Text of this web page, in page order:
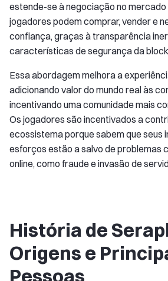
estende-se à negociação no mercado
jogadores podem comprar, vender e
confiança, graças à transparência
características de segurança da
Essa abordagem melhora a
adicionando valor do mundo real às
incentivando uma comunidade mais
Os jogadores são incentivados a
ecossistema porque sabem que seus
esforços estão a salvo de problemas
online, como fraude e invasão de
História de
Origens e
Pessoas